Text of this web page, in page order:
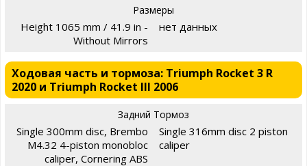
Размеры
Height 1065 mm / 41.9 in -
Without Mirrors
нет данных
Ходовая часть и тормоза: Triumph Rocket 3 R
2020 и Triumph Rocket III 2006
Задний Тормоз
Single 300mm disc, Brembo
M4.32 4-piston monobloc
caliper, Cornering ABS
Single 316mm disc 2 piston
caliper